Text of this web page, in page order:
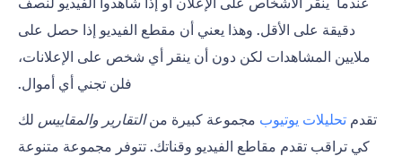
دقيقة على الأقل. وهذا يعني أن مقطع الفيديو إذا حصل على
ملايين المشاهدات لكن دون أن ينقر أي شخص على الإعلانات،
فلن تجني أي أموال.
تقدم تحليلات يوتيوب مجموعة كبيرة منالتقارير والمقاييس لك
كي تراقب تقدم مقاطع الفيديو وقناتك. تتوفر مجموعة متنوعة